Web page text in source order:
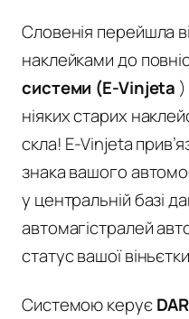
Словенія перейшла
наклейками до
системи (E-Vinjeta
ніяких старих
скла! E-Vinjeta
знака вашого
у центральній базі
автомагістралей
статус вашої
Системою керує